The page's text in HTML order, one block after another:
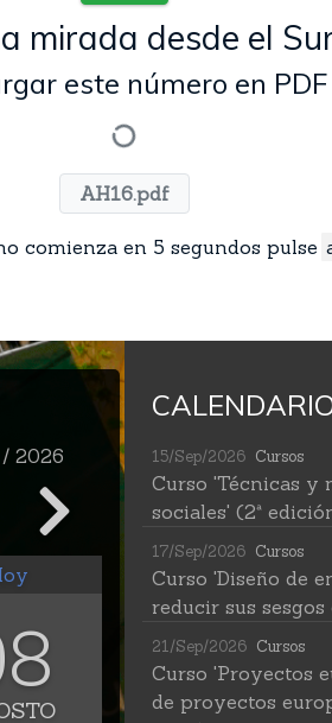
mirada desde el
este número en PDF
AH16.pdf
comienza en 5 segundos pulse
/ 2026 15/Sep/2026 Cursos
Curso 'Técnicas y
sociales' (2ª
17/Sep/2026 Cursos
Curso 'Diseño de
reducir sus
21/Sep/2026 Cursos
Curso 'Proyectos
de proyectos